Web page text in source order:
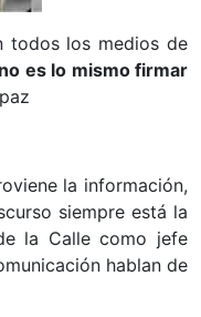
todos los medios de
no es lo mismo firmar
la información,
siempre está la
la Calle como jefe
hablan de